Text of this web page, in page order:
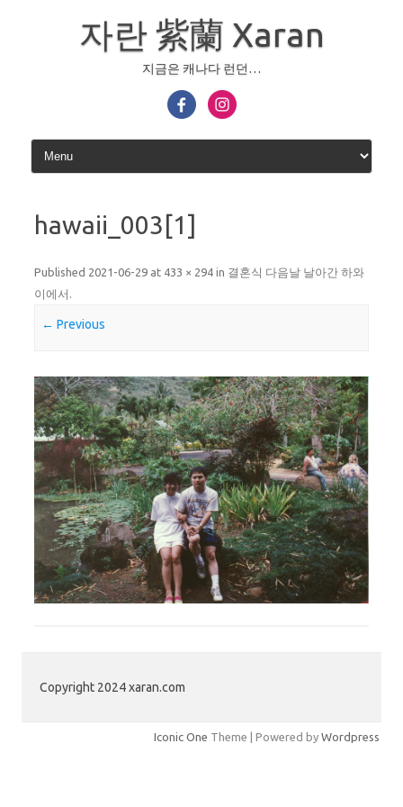
자란 紫蘭 Xaran
지금은 캐나다 런던…
hawaii_003[1]
Published 2021-06-29 at 433 × 294 in 결혼식 다음날 날아간 하와
이에서 .
← Previous
Copyright 2024 xaran.com
Iconic One Theme | Powered by Wordpress